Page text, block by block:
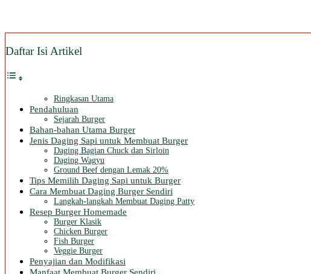
Daftar Isi Artikel
Ringkasan Utama
Pendahuluan
Sejarah Burger
Bahan-bahan Utama Burger
Jenis Daging Sapi untuk Membuat Burger
Daging Bagian Chuck dan Sirloin
Daging Wagyu
Ground Beef dengan Lemak 20%
Tips Memilih Daging Sapi untuk Burger
Cara Membuat Daging Burger Sendiri
Langkah-langkah Membuat Daging Patty
Resep Burger Homemade
Burger Klasik
Chicken Burger
Fish Burger
Veggie Burger
Penyajian dan Modifikasi